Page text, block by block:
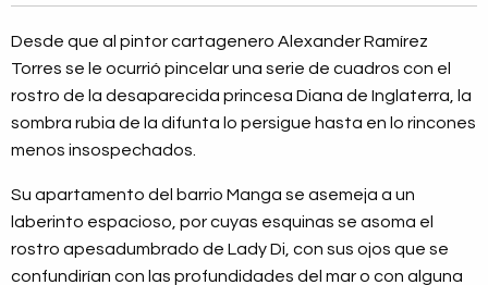
Desde que al pintor cartagenero Alexander Ramírez
Torres se le ocurrió pincelar una serie de cuadros con el
rostro de la desaparecida princesa Diana de Inglaterra, la
sombra rubia de la difunta lo persigue hasta en lo rincones
menos insospechados.
Su apartamento del barrio Manga se asemeja a un
laberinto espacioso, por cuyas esquinas se asoma el
rostro apesadumbrado de Lady Di, con sus ojos que se
confundirían con las profundidades del mar o con alguna